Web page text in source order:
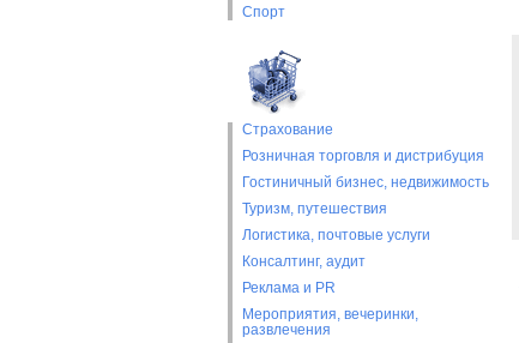
Спорт
Страхование
Розничная торговля и дистрибуция
Гостиничный бизнес, недвижимость
Туризм, путешествия
Логистика, почтовые услуги
Консалтинг, аудит
Реклама и PR
Мероприятия, вечеринки,
развлечения